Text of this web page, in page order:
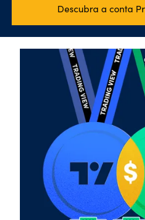
Descubra a conta